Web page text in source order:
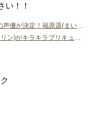
い！！
キラキラ☆プリキュアアラモードの声優が決定！福原遥(まいんちゃん)がキュアカスタード役！！【各声優が演じたキャラ動画あり】
キュアパルフェ(キラ星シエル/キラリン)がキラキラプリキュアアラモードの追加戦士！【画像あり】声優は水瀬いのりに決定！！